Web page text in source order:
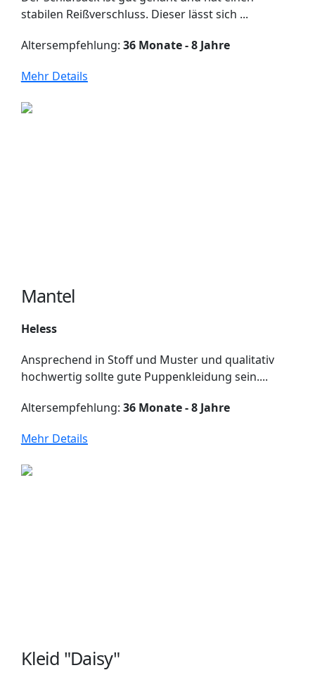
stabilen Reißverschluss. Dieser lässt sich ...
Altersempfehlung: 36 Monate - 8 Jahre
Mehr Details
Mantel
Heless
Ansprechend in Stoff und Muster und qualitativ
hochwertig sollte gute Puppenkleidung sein....
Altersempfehlung: 36 Monate - 8 Jahre
Mehr Details
Kleid "Daisy"